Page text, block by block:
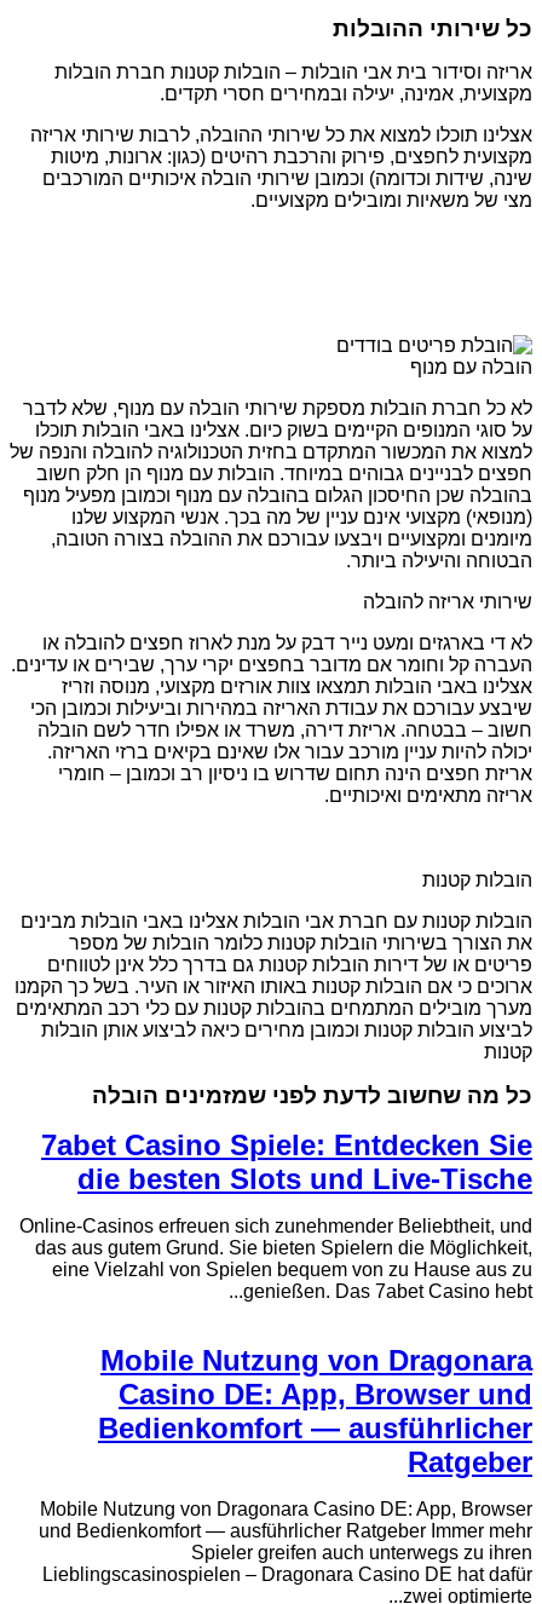
כל שירותי ההובלות
אריזה וסידור בית אבי הובלות – הובלות קטנות חברת הובלות
מקצועית, אמינה, יעילה ובמחירים חסרי תקדים.
אצלינו תוכלו למצוא את כל שירותי ההובלה, לרבות שירותי אריזה
מקצועית לחפצים, פירוק והרכבת רהיטים (כגון: ארונות, מיטות
שינה, שידות וכדומה) וכמובן שירותי הובלה איכותיים המורכבים
מצי של משאיות ומובילים מקצועיים.
הובלה עם מנוף
לא כל חברת הובלות מספקת שירותי הובלה עם מנוף, שלא לדבר
על סוגי המנופים הקיימים בשוק כיום. אצלינו באבי הובלות תוכלו
למצוא את המכשור המתקדם בחזית הטכנולוגיה להובלה והנפה של
חפצים לבניינים גבוהים במיוחד. הובלות עם מנוף הן חלק חשוב
בהובלה שכן החיסכון הגלום בהובלה עם מנוף וכמובן מפעיל מנוף
(מנופאי) מקצועי אינם עניין של מה בכך. אנשי המקצוע שלנו
מיומנים ומקצועיים ויבצעו עבורכם את ההובלה בצורה הטובה,
הבטוחה והיעילה ביותר.
שירותי אריזה להובלה
לא די בארגזים ומעט נייר דבק על מנת לארוז חפצים להובלה או
העברה קל וחומר אם מדובר בחפצים יקרי ערך, שבירים או עדינים.
אצלינו באבי הובלות תמצאו צוות אורזים מקצועי, מנוסה וזריז
שיבצע עבורכם את עבודת האריזה במהירות וביעילות וכמובן הכי
חשוב – בבטחה. אריזת דירה, משרד או אפילו חדר לשם הובלה
יכולה להיות עניין מורכב עבור אלו שאינם בקיאים ברזי האריזה.
אריזת חפצים הינה תחום שדרוש בו ניסיון רב וכמובן – חומרי
אריזה מתאימים ואיכותיים.
הובלות קטנות
הובלות קטנות עם חברת אבי הובלות אצלינו באבי הובלות מבינים
את הצורך בשירותי הובלות קטנות כלומר הובלות של מספר
פריטים או של דירות הובלות קטנות גם בדרך כלל אינן לטווחים
ארוכים כי אם הובלות קטנות באותו האיזור או העיר. בשל כך הקמנו
מערך מובילים המתמחים בהובלות קטנות עם כלי רכב המתאימים
לביצוע הובלות קטנות וכמובן מחירים כיאה לביצוע אותן הובלות
קטנות
כל מה שחשוב לדעת לפני שמזמינים הובלה
7abet Casino Spiele: Entdecken Sie
die besten Slots und Live-Tische
Online-Casinos erfreuen sich zunehmender Beliebtheit, und
das aus gutem Grund. Sie bieten Spielern die Möglichkeit,
eine Vielzahl von Spielen bequem von zu Hause aus zu
genießen. Das 7abet Casino hebt...
Mobile Nutzung von Dragonara
Casino DE: App, Browser und
Bedienkomfort — ausführlicher
Ratgeber
Mobile Nutzung von Dragonara Casino DE: App, Browser
und Bedienkomfort — ausführlicher Ratgeber Immer mehr
Spieler greifen auch unterwegs zu ihren
Lieblingscasinospielen – Dragonara Casino DE hat dafür
zwei optimierte...